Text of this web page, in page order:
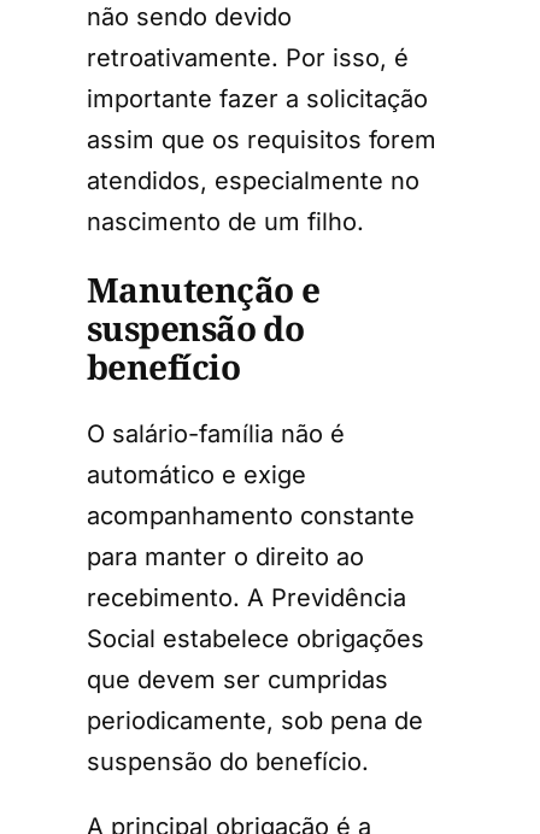
não sendo devido
retroativamente. Por isso, é
importante fazer a solicitação
assim que os requisitos forem
atendidos, especialmente no
nascimento de um filho.
Manutenção e
suspensão do
benefício
O salário-família não é
automático e exige
acompanhamento constante
para manter o direito ao
recebimento. A Previdência
Social estabelece obrigações
que devem ser cumpridas
periodicamente, sob pena de
suspensão do benefício.
A principal obrigação é a